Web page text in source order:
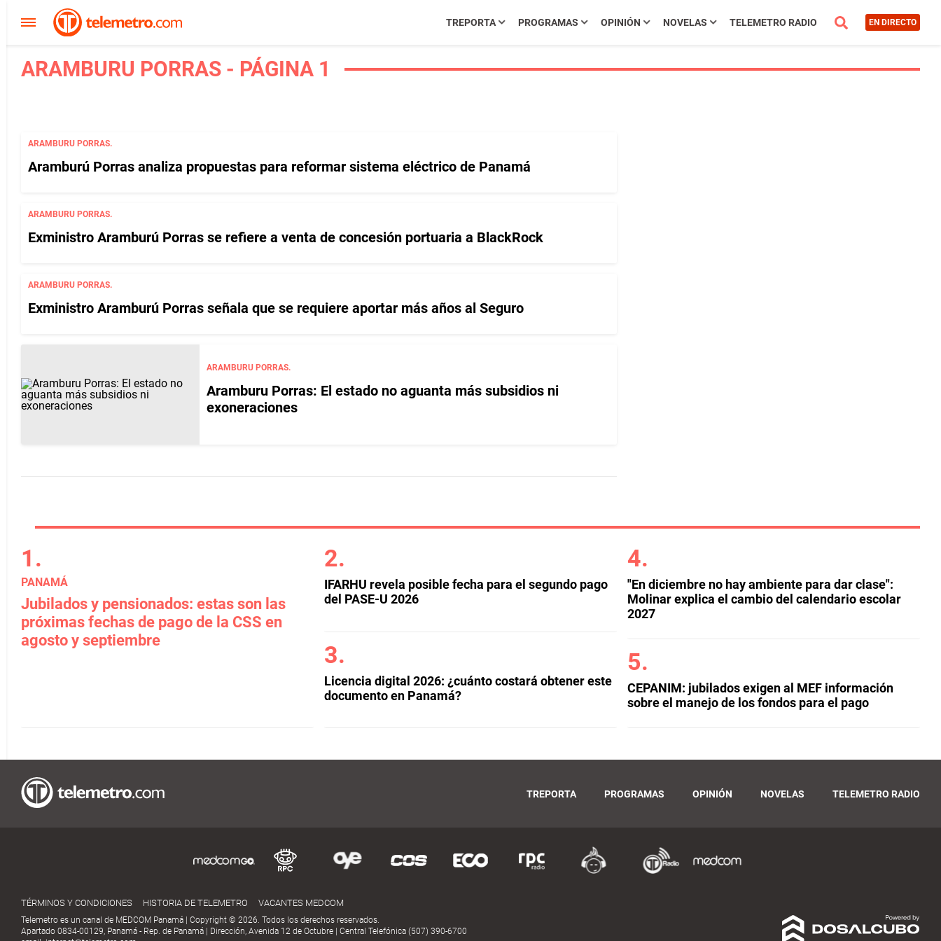
TREPORTA PROGRAMAS OPINIÓN NOVELAS TELEMETRO RADIO EN DIRECTO
ARAMBURU PORRAS - PÁGINA 1
ARAMBURU PORRAS.
Aramburú Porras analiza propuestas para reformar sistema eléctrico de Panamá
ARAMBURU PORRAS.
Exministro Aramburú Porras se refiere a venta de concesión portuaria a BlackRock
ARAMBURU PORRAS.
Exministro Aramburú Porras señala que se requiere aportar más años al Seguro
ARAMBURU PORRAS.
Aramburu Porras: El estado no aguanta más subsidios ni
exoneraciones
PANAMÁ
Jubilados y pensionados: estas son las
próximas fechas de pago de la CSS en
agosto y septiembre
IFARHU revela posible fecha para el segundo pago
del PASE-U 2026
Licencia digital 2026: ¿cuánto costará obtener este
documento en Panamá?
"En diciembre no hay ambiente para dar clase":
Molinar explica el cambio del calendario escolar
2027
CEPANIM: jubilados exigen al MEF información
sobre el manejo de los fondos para el pago
TREPORTA PROGRAMAS OPINIÓN NOVELAS TELEMETRO RADIO
TÉRMINOS Y CONDICIONES HISTORIA DE TELEMETRO VACANTES MEDCOM
Telemetro es un canal de MEDCOM Panamá | Copyright © 2026. Todos los derechos reservados.
Apartado 0834-00129, Panamá - Rep. de Panamá | Dirección, Avenida 12 de Octubre | Central Telefónica (507) 390-6700